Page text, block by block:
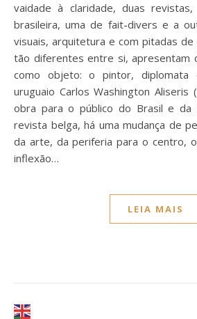
vaidade à claridade, duas
brasileira, uma de fait-divers e a
visuais, arquitetura e com pitadas
tão diferentes entre si, apresentam
como objeto: o pintor, diplomata
uruguaio Carlos Washington
obra para o público do Brasil e da
revista belga, há uma mudança de
da arte, da periferia para o centro,
inflexão…
LEIA MAIS